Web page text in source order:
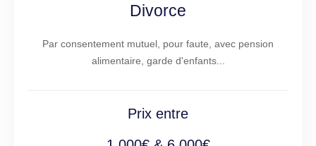
Divorce
Par consentement mutuel, pour faute, avec pension
alimentaire, garde d'enfants...
Prix entre